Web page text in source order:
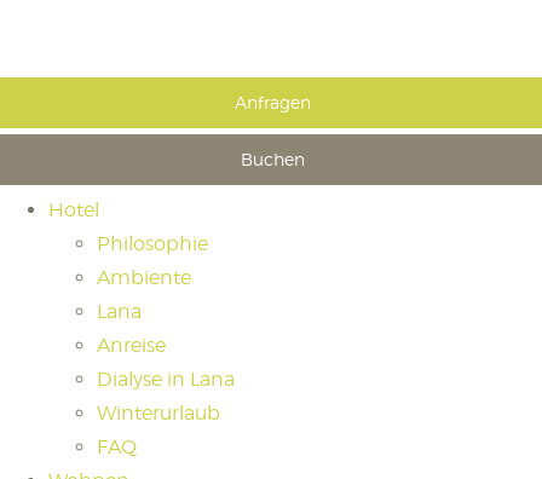
Anfragen
Buchen
Hotel
Philosophie
Ambiente
Lana
Anreise
Dialyse in Lana
Winterurlaub
FAQ